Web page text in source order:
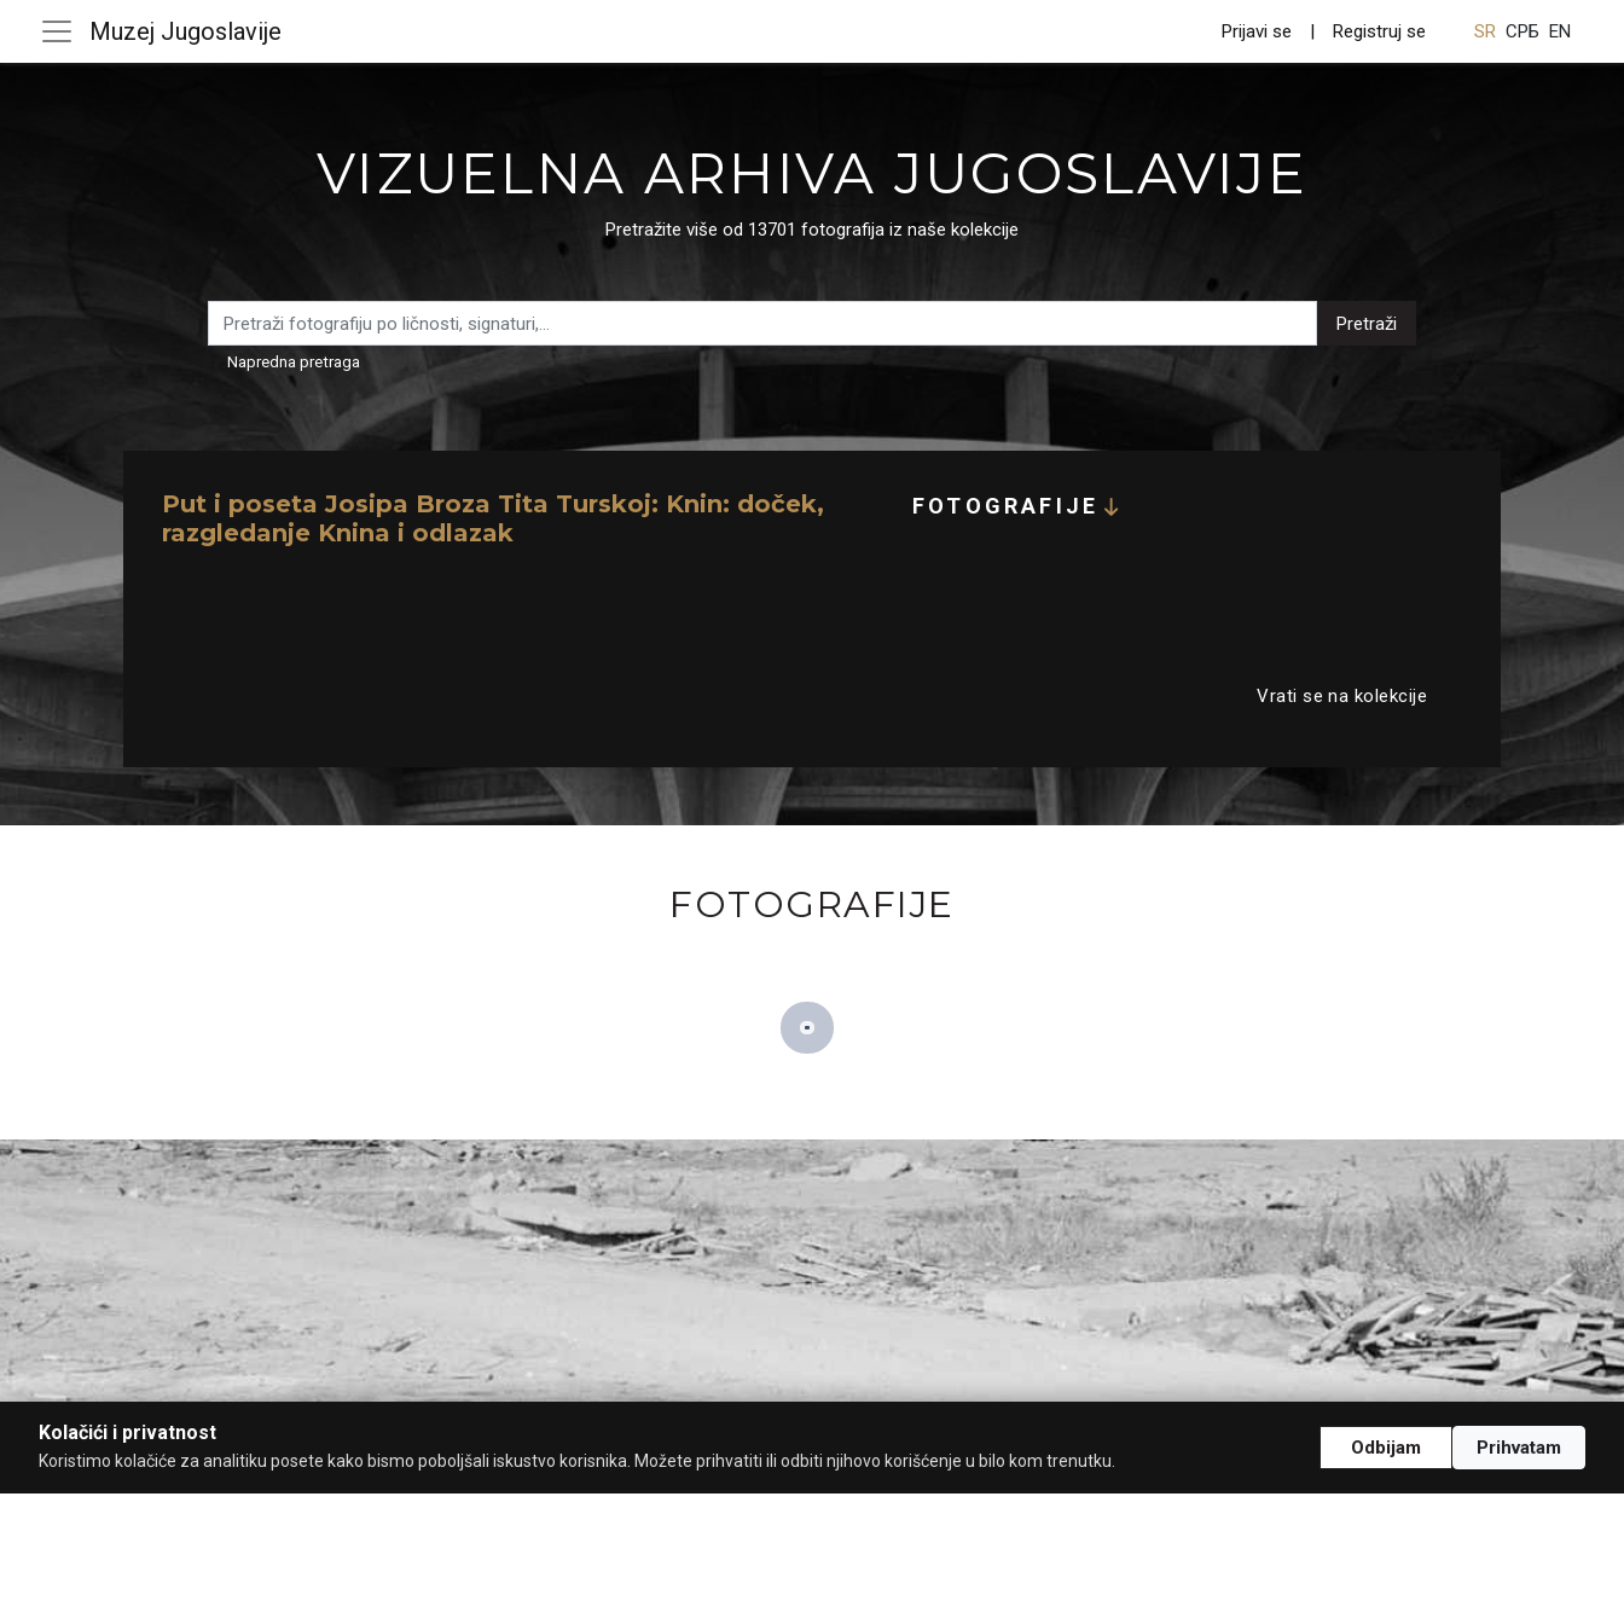
Muzej Jugoslavije Prijavi se Registruj se SR СРБ EN
VIZUELNA ARHIVA JUGOSLAVIJE
Pretražite više od 13701 fotografija iz naše kolekcije
Pretraži
Napredna pretraga
Put i poseta Josipa Broza Tita Turskoj: Knin: doček,
razgledanje Knina i odlazak
FOTOGRAFIJE
Vrati se na kolekcije
FOTOGRAFIJE
Kolačići i privatnost
Koristimo kolačiće za analitiku posete kako bismo poboljšali iskustvo korisnika. Možete prihvatiti ili odbiti njihovo korišćenje u bilo kom trenutku.
Odbijam Prihvatam